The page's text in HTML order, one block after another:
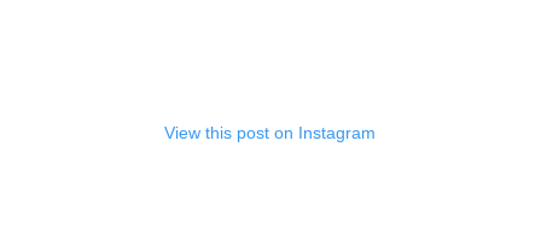
View this post on Instagram